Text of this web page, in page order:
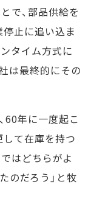
で、部品供給を
止に追い込ま
タイム方式に
は最終的にその
60年に一度起こ
て在庫を持つ
はどちらがよ
のだろう」と牧